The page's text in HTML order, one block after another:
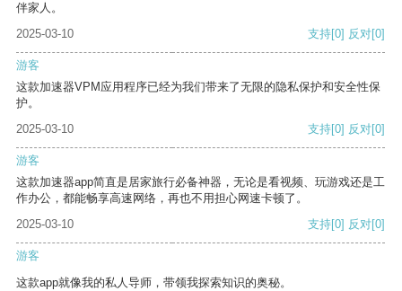
伴家人。
2025-03-10
支持[0] 反对[0]
游客
这款加速器VPM应用程序已经为我们带来了无限的隐私保护和安全性保
护。
2025-03-10
支持[0] 反对[0]
游客
这款加速器app简直是居家旅行必备神器，无论是看视频、玩游戏还是工
作办公，都能畅享高速网络，再也不用担心网速卡顿了。
2025-03-10
支持[0] 反对[0]
游客
这款app就像我的私人导师，带领我探索知识的奥秘。